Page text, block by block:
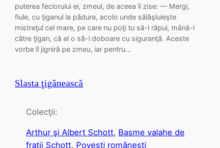
puterea feciorului ei, zmeul, de aceea îi zise: — Mergi,
fiule, cu ţiganul la pădure, acolo unde sălăşluieşte
mistreţul cel mare, pe care nu poţi tu să-l răpui, mână-l
către ţigan, că el o să-l doboare cu siguranţă. Aceste
vorbe îl jigniră pe zmeu, iar pentru…
Slasta ţigănească
Colecţii:
Arthur şi Albert Schott, Basme valahe de
fraţii Schott, Poveşti româneşti